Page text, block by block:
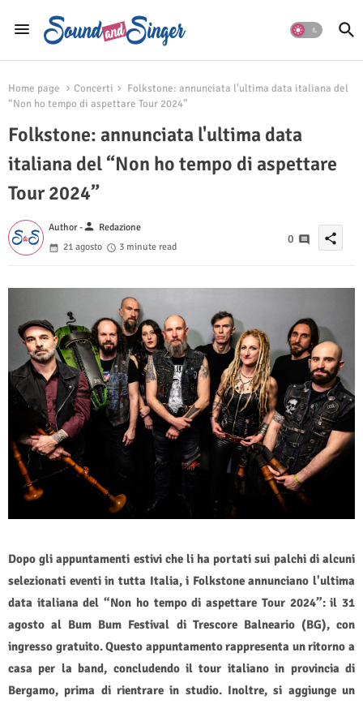
Home page Concerti
Folkstone: annunciata l'ultima data italiana del
“Non ho tempo di aspettare Tour 2024”
Folkstone: annunciata l'ultima data
italiana del “Non ho tempo di aspettare
Tour 2024”
Author -person Redazione
21 agosto
3 minute read
0 share
Dopo gli appuntamenti estivi che li ha portati sui palchi di alcuni
selezionati eventi in tutta Italia, i Folkstone annunciano l'ultima
data italiana del “Non ho tempo di aspettare Tour 2024”: il 31
agosto al Bum Bum Festival di Trescore Balneario (BG), con
ingresso gratuito. Questo appuntamento rappresenta un ritorno a
casa per la band, concludendo il tour italiano in provincia di
Bergamo, prima di rientrare in studio. Inoltre, si aggiunge un